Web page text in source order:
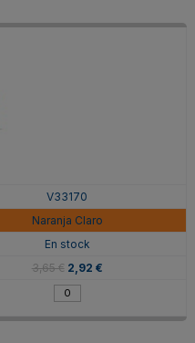
V33170
Naranja Claro
En stock
3,65 € 2,92 €